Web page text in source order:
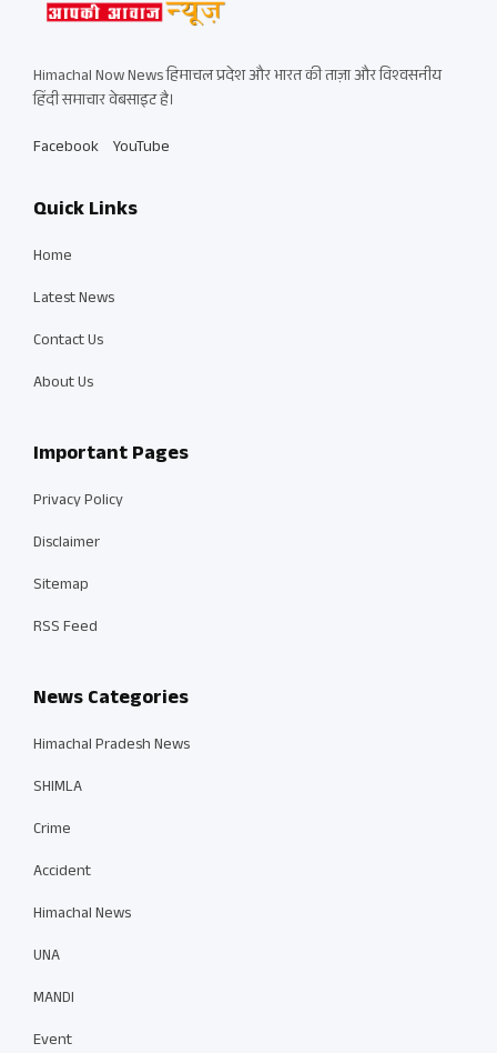
Himachal Now News हिमाचल प्रदेश और भारत की ताज़ा और विश्वसनीय
हिंदी समाचार वेबसाइट है।
Facebook YouTube
Quick Links
Home
Latest News
Contact Us
About Us
Important Pages
Privacy Policy
Disclaimer
Sitemap
RSS Feed
News Categories
Himachal Pradesh News
SHIMLA
Crime
Accident
Himachal News
UNA
MANDI
Event